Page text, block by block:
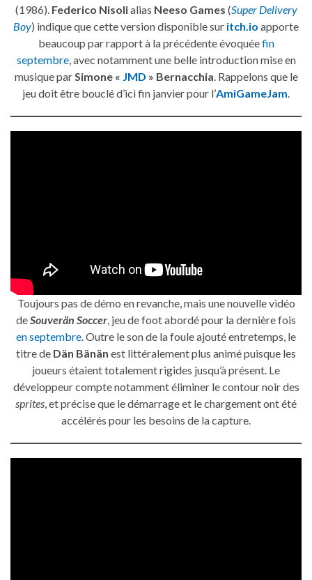
(1986). Federico Nisolialias Neeso Games (Super Delivery
Boy) indique que cette version disponible sur itch.io apporte
beaucoup par rapport à la précédente évoquéefin
septembre, avec notamment une belle introduction mise en
musique par Simone « JMD » Bernacchia . Rappelons que le
jeu doit être bouclé d’ici fin janvier pour l’AmiGameJam
Toujours pas de démo en revanche, mais une nouvelle vidéo
deSouverän Soccer, jeu de foot abordé pour la dernière fois
en septembre. Outre le son de la foule ajouté entretemps, le
titre de Dän Bänän est littéralement plus animé puisque les
joueurs étaient totalement rigides jusqu’à présent. Le
développeur compte notamment éliminer le contour noir des
sprites, et précise que le démarrage et le chargement ont été
accélérés pour les besoins de la capture.